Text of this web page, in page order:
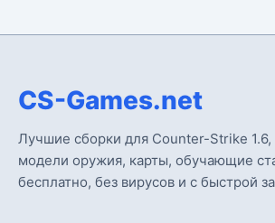
CS-Games.net
Лучшие сборки для Counter-Strike 1.6,
модели оружия, карты, обучающие
бесплатно, без вирусов и с быстрой